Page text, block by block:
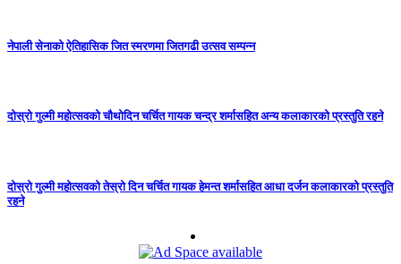
नेपाली सेनाको ऐतिहासिक जित स्मरणमा जितगढी उत्सव सम्पन्न
दोस्रो गुल्मी महोत्सवको चौथोदिन चर्चित गायक चन्द्र शर्मासहित अन्य कलाकारको प्रस्तुति रहने
दोस्रो गुल्मी महोत्सवको तेस्रो दिन चर्चित गायक हेमन्त शर्मासहित आधा दर्जन कलाकारको प्रस्तुति
रहने